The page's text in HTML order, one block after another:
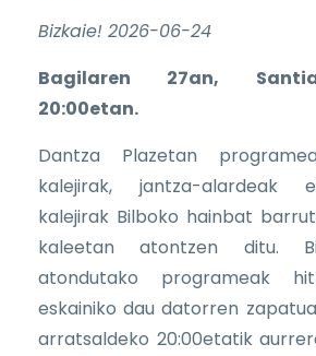
Bizkaie! 2026-06-24
Bagilaren 27an,
20:00etan.
Dantza Plazetan
kalejirak, jantza-alardeak
kalejirak Bilboko hainbat
kaleetan atontzen ditu.
atondutako programeak
eskainiko dau datorren
arratsaldeko 20:00etatik